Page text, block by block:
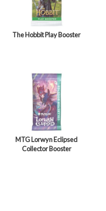
The Hobbit Play Booster
MTG Lorwyn Eclipsed
Collector Booster